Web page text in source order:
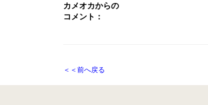
カメオカからの
コメント：
＜＜前へ戻る